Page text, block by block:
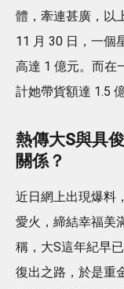
體，牽連甚廣，以
11 月 30 日，一個
高達 1 億元。而在
計她帶貨額達 1.5
熱傳大S與具
關係？
近日網上出現爆料
愛火，締結幸福美
稱，大S這年紀早
復出之路，於是重